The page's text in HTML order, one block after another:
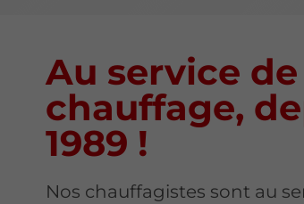
Au service
chauffage,
1989 !
Nos chauffagistes sont au